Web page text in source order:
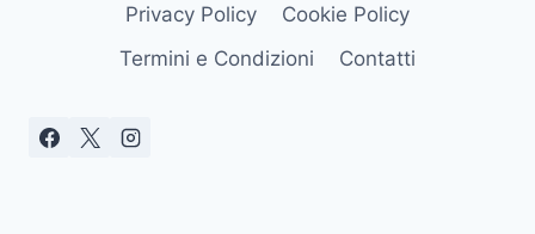
Privacy Policy
Cookie Policy
Termini e Condizioni
Contatti